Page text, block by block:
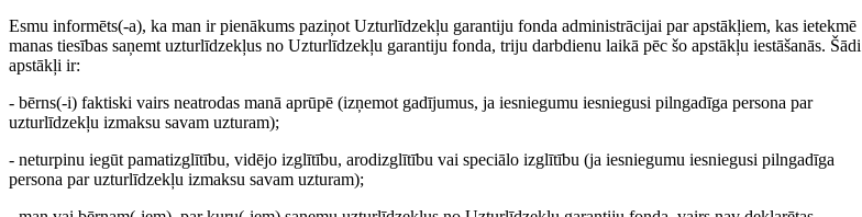
Esmu informēts(-a), ka man ir pienākums paziņot Uzturlīdzekļu garantiju fonda administrācijai par apstākļiem, kas ietekmē
manas tiesības saņemt uzturlīdzekļus no Uzturlīdzekļu garantiju fonda, triju darbdienu laikā pēc šo apstākļu iestāšanās. Šādi
apstākļi ir:
- bērns(-i) faktiski vairs neatrodas manā aprūpē (izņemot gadījumus, ja iesniegumu iesniegusi pilngadīga persona par
uzturlīdzekļu izmaksu savam uzturam);
- neturpinu iegūt pamatizglītību, vidējo izglītību, arodizglītību vai speciālo izglītību (ja iesniegumu iesniegusi pilngadīga
persona par uzturlīdzekļu izmaksu savam uzturam);